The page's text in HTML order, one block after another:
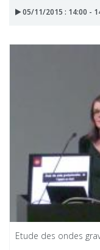
05/11/2015 : 14:00 -
Etude des ondes